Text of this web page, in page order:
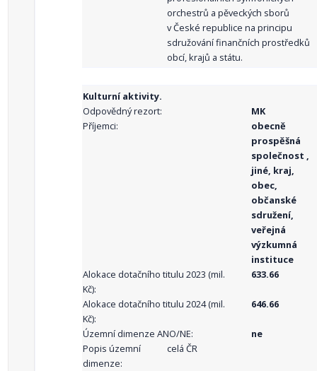
orchestrů a pěveckých sborů
v České republice na principu
sdružování finančních prostředků
obcí, krajů a státu.
Kulturní aktivity.
Odpovědný rezort:
MK
Příjemci:
obecně
prospěšná
společnost ,
jiné, kraj,
obec,
občanské
sdružení,
veřejná
výzkumná
instituce
Alokace dotačního titulu 2023 (mil.
Kč):
633.66
Alokace dotačního titulu 2024 (mil.
Kč):
646.66
Územní dimenze ANO/NE:
ne
Popis územní
dimenze:
celá ČR